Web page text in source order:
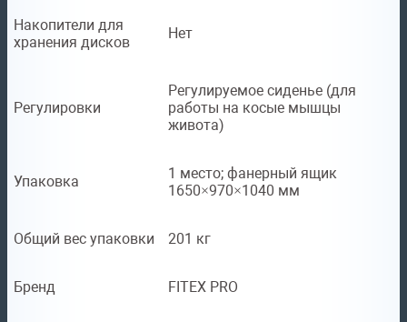
Накопители для
хранения дисков
Нет
Регулировки
Регулируемое сиденье (для
работы на косые мышцы
живота)
Упаковка
1 место; фанерный ящик
1650×970×1040 мм
Общий вес упаковки 201 кг
Бренд FITEX PRO